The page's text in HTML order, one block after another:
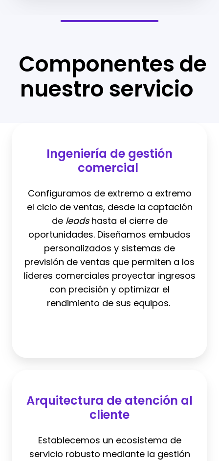
Componentes de
nuestro servicio
Ingeniería de gestión
comercial
Configuramos de extremo a extremo
el ciclo de ventas, desde la captación
de leadshasta el cierre de
oportunidades. Diseñamos embudos
personalizados y sistemas de
previsión de ventas que permiten a los
líderes comerciales proyectar ingresos
con precisión y optimizar el
rendimiento de sus equipos.
gestión
comercial
Arquitectura de atención al
cliente
Establecemos un ecosistema de
servicio robusto mediante la gestión
atención
al
cliente